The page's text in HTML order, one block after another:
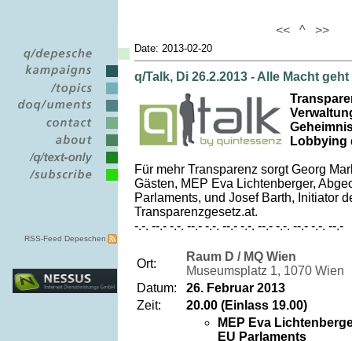
RSS-Feed Depeschen
<< ^ >>
Date: 2013-02-20
q/Talk, Di 26.2.2013 - Alle Macht
Lobbying
Für mehr Transparenz sorgt Georg
Gästen, MEP Eva Lichtenberger,
Parlaments, und Josef Barth, Initiator
Transparenzgesetz.at.
-.-. --.- -.-. --.- -.-. --.- -.-. --.- -.-. --.- -.-. --.-
Ort:
Raum D / MQ Wien
Museumsplatz 1, 1070 Wien
Datum:
26. Februar 2013
Zeit:
20.00 (Einlass 19.00)
MEP Eva
EU Parlaments